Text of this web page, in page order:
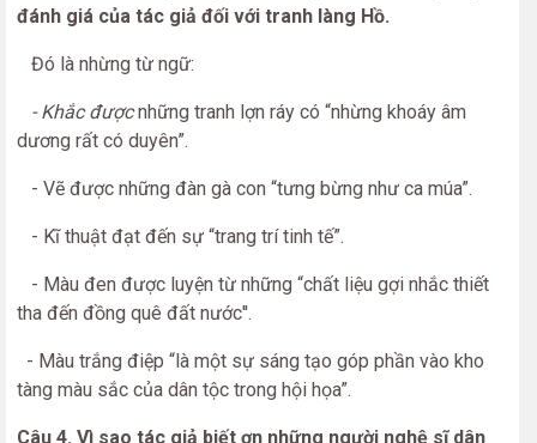
đánh giá của tác giả đối với tranh làng Hồ.
Đó là nhừng từ ngữ:
- Khắc đượcnhững tranh lợn ráy có “nhừng khoáy âm
dương rất có duyên”.
- Vẽ được những đàn gà con “tưng bừng như ca múa”.
- Kĩ thuật đạt đến sự “trang trí tinh tế”.
- Màu đen được luyện từ những “chất liệu gợi nhắc thiết
tha đến đồng quê đất nước''.
- Màu trắng điệp “là một sự sáng tạo góp phần vào kho
tàng màu sắc của dân tộc trong hội họa”.
Câu 4. Vì sao tác giả biết ơn những người nghệ sĩ dân